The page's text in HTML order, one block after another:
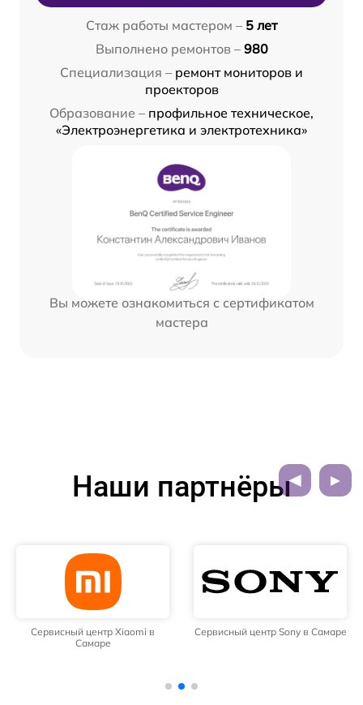
Стаж работы мастером – 5 лет
Выполнено ремонтов – 980
Специализация – ремонт мониторов и
проекторов
Образование – профильное техническое,
«Электроэнергетика и электротехника»
Вы можете ознакомиться с сертификатом
мастера
Наши партнёры
Сервисный центр Xiaomi в
Самаре
Сервисный центр Sony в Самаре